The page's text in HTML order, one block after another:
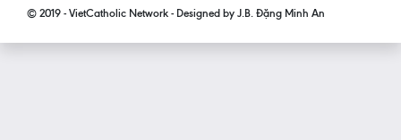
© 2019 - VietCatholic Network - Designed by J.B. Đặng Minh An